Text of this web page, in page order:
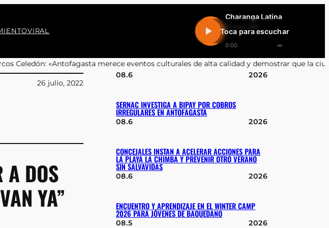
VIRAL
Charanga Latina
En vivo 24h
0:00 ∞
Toca para escuchar
merece eventos culturales de alta calidad y demostrar que la ciudad está viva»•Joaquín
26 julio, 2022
A DOS
YA”
08.6 2026
SERNAC INVESTIGA A BIPAY POR COBROS
IRREGULARES EN ANTOFAGASTA
08.6 2026
CONCEJALES INSTAN A ACELERAR ACCIONES PARA
LA PLAYA LA CHIMBA Y PREVENIR OTRO VERANO
SIN SALVAVIDAS
08.6 2026
ENCUENTRO Y APRENDIZAJE EN EL WINTER CAMP
2026 PARA JÓVENES DE BAQUEDANO
08.5 2026